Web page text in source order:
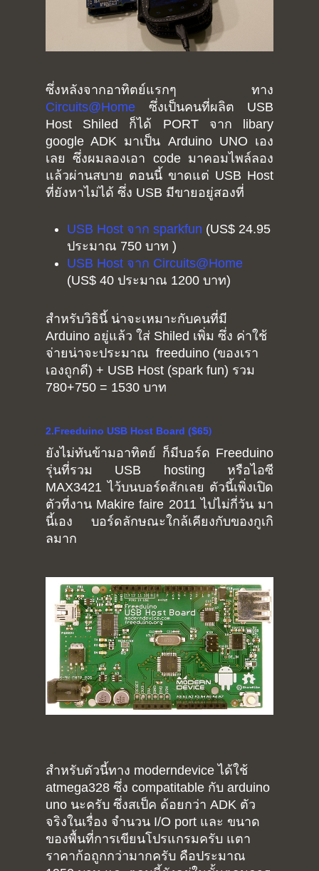
ซึ่งหลังจากอาทิตย์แรกๆ ทาง
Circuits@Home ซึ่งเป็นคนที่ผลิต USB
Host Shiled ก็ได้ PORT จาก libary
google ADK มาเป็น Arduino UNO เอง
เลย ซึ่งผมลองเอา code มาคอมไพล์ลอง
แล้วผ่านสบาย ตอนนี้ ขาดแต่ USB Host
ที่ยังหาไม่ได้ ซึ่ง USB มีขายอยู่สองที่
USB Host จาก sparkfun (US$ 24.95
ประมาณ 750 บาท )
USB Host จาก Circuits@Home
(US$ 40 ประมาณ 1200 บาท)
สำหรับวิธินี้ น่าจะเหมาะกับคนที่มี
Arduino อยู่แล้ว ใส่ Shiled เพิ่ม ซึ่ง ค่าใช้
จ่ายน่าจะประมาณ freeduino (ของเรา
เองถูกดี) + USB Host (spark fun) รวม
780+750 = 1530 บาท
2.Freeduino USB Host Board ($65)
ยังไม่ทันข้ามอาทิตย์ ก็มีบอร์ด Freeduino
รุ่นที่รวม USB hosting หรือไอซี
MAX3421 ไว้บนบอร์ดสักเลย ตัวนี้เพิ่งเปิด
ตัวที่งาน Makire faire 2011 ไปไม่กี่วัน มา
นี้เอง บอร์ดลักษณะใกล้เคียงกับของกูเกิ
ลมาก
สำหรับตัวนี้ทาง moderndevice ได้ใช้
atmega328 ซึ่ง compatitable กับ arduino
uno นะครับ ซึ่งสเป็ค ด้อยกว่า ADK ตัว
จริงในเรื่อง จำนวน I/O port และ ขนาด
ของพื้นที่การเขียนโปรแกรมครับ แตา
ราคาก้อถูกกว่ามากครับ คือประมาณ